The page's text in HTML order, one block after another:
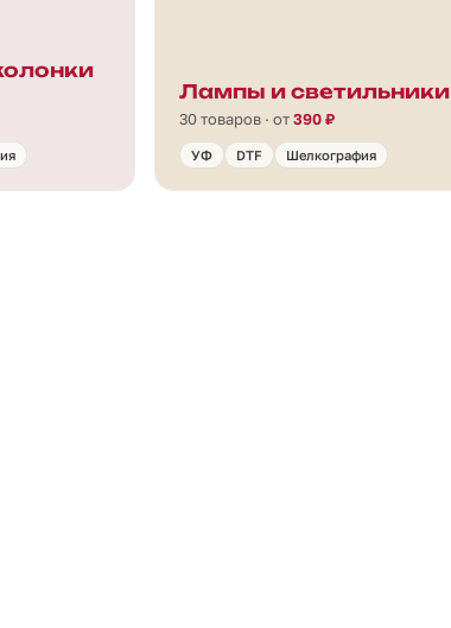
Лампы и светильники
30 товаров · от390 ₽
УФ DTF Шелкография